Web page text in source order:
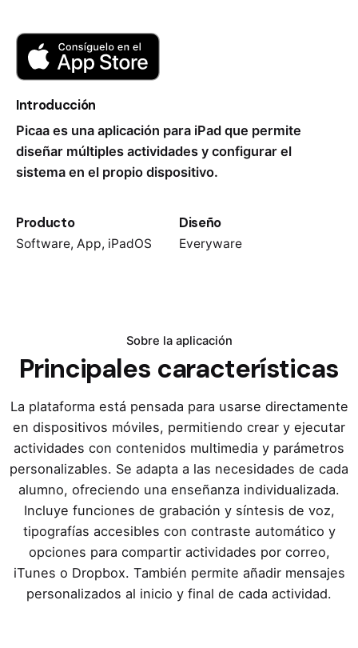
Introducción
Picaa es una aplicación para iPad que permite
diseñar múltiples actividades y configurar el
sistema en el propio dispositivo.
Producto
Software, App, iPadOS
Diseño
Everyware
Sobre la aplicación
Principales características
La plataforma está pensada para usarse directamente
en dispositivos móviles, permitiendo crear y ejecutar
actividades con contenidos multimedia y parámetros
personalizables. Se adapta a las necesidades de cada
alumno, ofreciendo una enseñanza individualizada.
Incluye funciones de grabación y síntesis de voz,
tipografías accesibles con contraste automático y
opciones para compartir actividades por correo,
iTunes o Dropbox. También permite añadir mensajes
personalizados al inicio y final de cada actividad.